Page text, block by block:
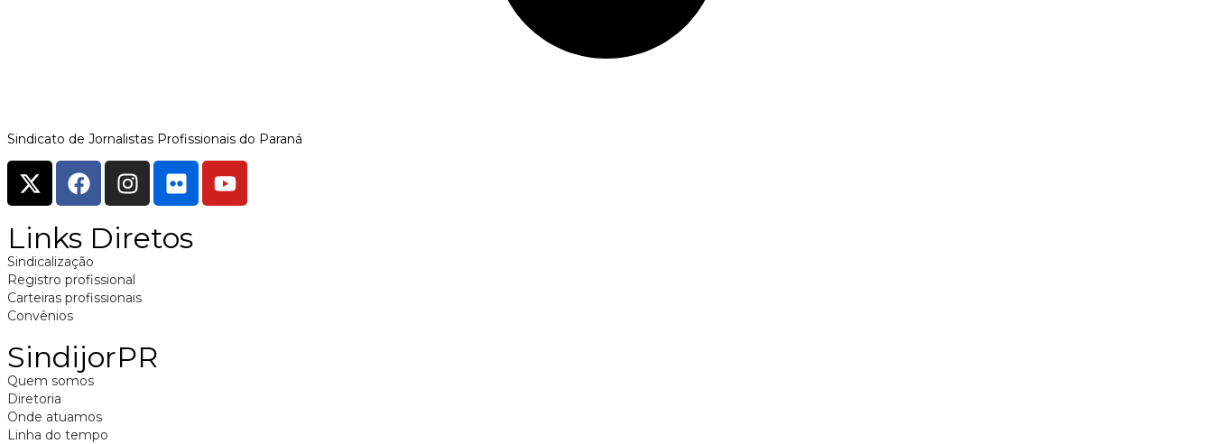
Sindicato de Jornalistas Profissionais do Paraná
Links Diretos
Sindicalização
Registro profissional
Carteiras profissionais
Convênios
SindijorPR
Quem somos
Diretoria
Onde atuamos
Linha do tempo